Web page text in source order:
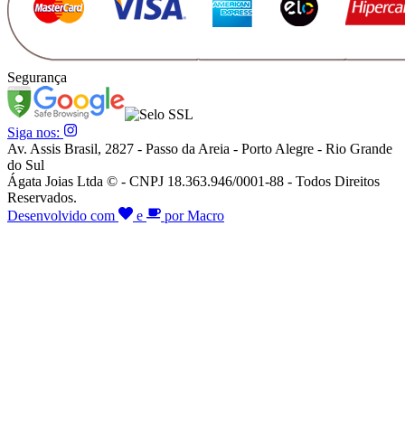
Segurança
Siga nos:
Av. Assis Brasil, 2827 - Passo da Areia - Porto Alegre - Rio Grande
do Sul
Ágata Joias Ltda © - CNPJ 18.363.946/0001-88 - Todos Direitos
Reservados.
Desenvolvido com
e por Macro